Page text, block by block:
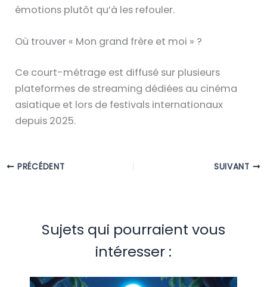
émotions plutôt qu’à les refouler.
Où trouver « Mon grand frère et moi » ?
Ce court-métrage est diffusé sur plusieurs
plateformes de streaming dédiées au cinéma
asiatique et lors de festivals internationaux
depuis 2025.
PRÉCÉDENT SUIVANT
Sujets qui pourraient vous
intéresser :